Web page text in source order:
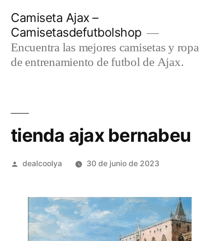
contenido
Camiseta Ajax –
Camisetasdefutbolshop
Encuentra las mejores camisetas y ropa
de entrenamiento de futbol de Ajax.
tienda ajax bernabeu
Publicado
dealcoolya 30 de junio de 2023